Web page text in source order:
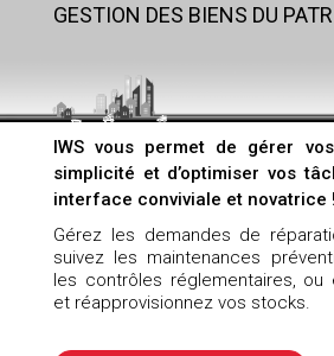
GESTION DES BIENS DU
IWS vous permet de gérer
simplicité et d’optimiser vos
interface conviviale et novatrice !
Gérez les demandes de
suivez les maintenances
les contrôles réglementaires, ou
et réapprovisionnez vos stocks.